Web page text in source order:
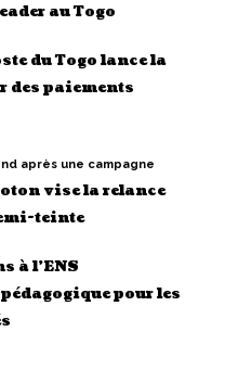
au Togo
du Togo lance la
des paiements
après une campagne
vise la relance
teinte
à l’ENS
pour les